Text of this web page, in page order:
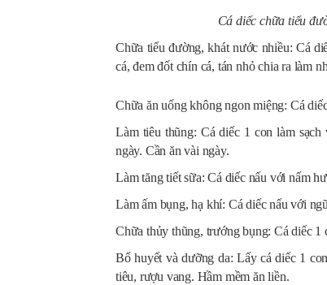
Cá diếc chữa tiểu
Chữa tiểu đường, khát nước nhiều: Cá
cá, đem đốt chín cá, tán nhỏ chia ra làm
Chữa ăn uống không ngon miệng: Cá
Làm tiêu thũng: Cá diếc 1 con làm
ngày. Cần ăn vài ngày.
Làm tăng tiết sữa: Cá diếc nấu với nấm
Làm ấm bụng, hạ khí: Cá diếc nấu với
Chữa thủy thũng, trướng bụng: Cá diếc
Bổ huyết và dưỡng da: Lấy cá diếc 1
tiêu, rượu vang. Hầm mềm ăn liền.